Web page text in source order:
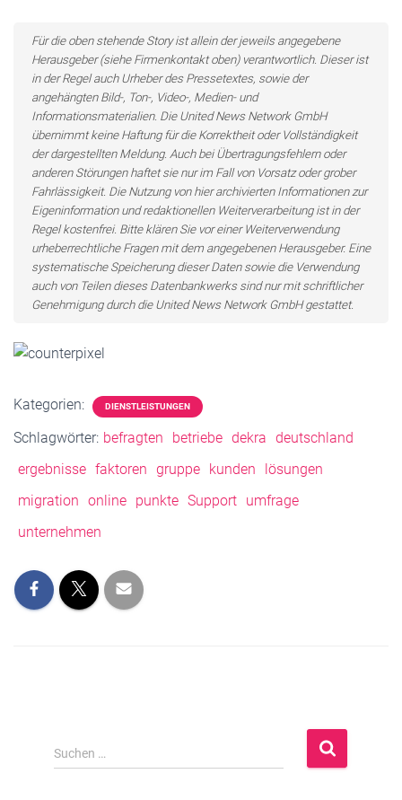
Für die oben stehende Story ist allein der jeweils angegebene
Herausgeber (siehe Firmenkontakt oben) verantwortlich. Dieser ist
in der Regel auch Urheber des Pressetextes, sowie der
angehängten Bild-, Ton-, Video-, Medien- und
Informationsmaterialien. Die United News Network GmbH
übernimmt keine Haftung für die Korrektheit oder Vollständigkeit
der dargestellten Meldung. Auch bei Übertragungsfehlern oder
anderen Störungen haftet sie nur im Fall von Vorsatz oder grober
Fahrlässigkeit. Die Nutzung von hier archivierten Informationen zur
Eigeninformation und redaktionellen Weiterverarbeitung ist in der
Regel kostenfrei. Bitte klären Sie vor einer Weiterverwendung
urheberrechtliche Fragen mit dem angegebenen Herausgeber. Eine
systematische Speicherung dieser Daten sowie die Verwendung
auch von Teilen dieses Datenbankwerks sind nur mit schriftlicher
Genehmigung durch die United News Network GmbH gestattet.
Kategorien: DIENSTLEISTUNGEN
Schlagwörter: befragten betriebe dekra deutschland
ergebnisse faktoren gruppe kunden
lösungen
migration online punkte Support umfrage
unternehmen
S
u
Suchen …